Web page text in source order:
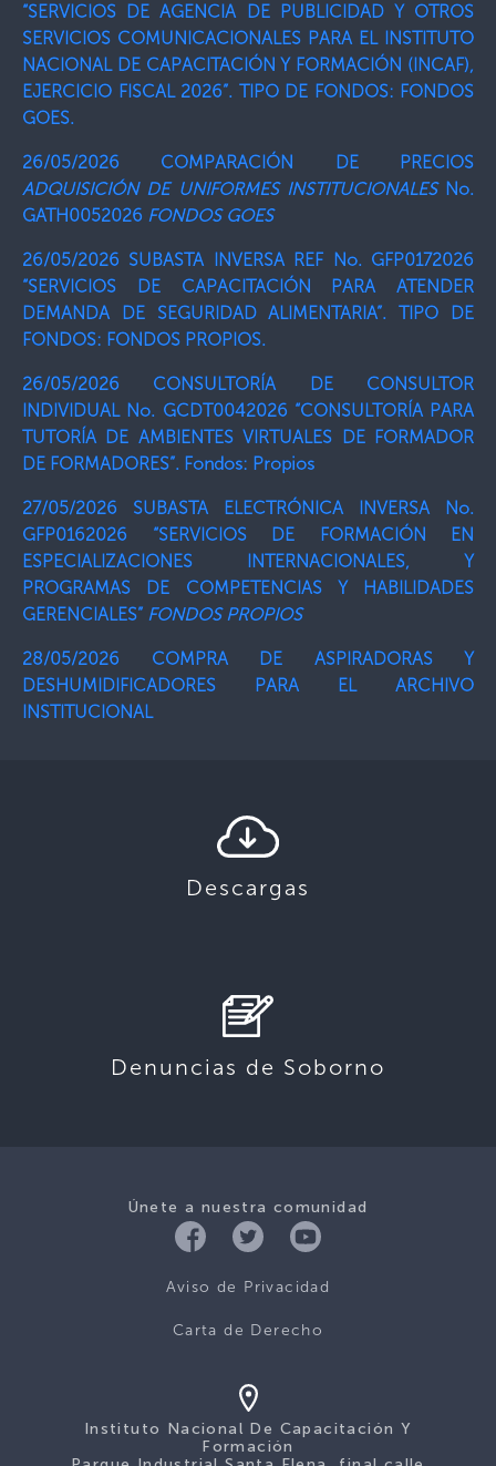
“SERVICIOS DE AGENCIA DE PUBLICIDAD Y OTROS
SERVICIOS COMUNICACIONALES PARA EL INSTITUTO
NACIONAL DE CAPACITACIÓN Y FORMACIÓN (INCAF),
EJERCICIO FISCAL 2026”. TIPO DE FONDOS: FONDOS
GOES.
26/05/2026 COMPARACIÓN DE PRECIOS
ADQUISICIÓN DE UNIFORMES INSTITUCIONALESNo.
GATH0052026 FONDOS GOES
26/05/2026 SUBASTA INVERSA REF No. GFP0172026
“SERVICIOS DE CAPACITACIÓN PARA ATENDER
DEMANDA DE SEGURIDAD ALIMENTARIA”. TIPO DE
FONDOS: FONDOS PROPIOS.
26/05/2026 CONSULTORÍA DE CONSULTOR
INDIVIDUAL No. GCDT0042026 “CONSULTORÍA PARA
TUTORÍA DE AMBIENTES VIRTUALES DE FORMADOR
DE FORMADORES”. Fondos: Propios
27/05/2026 SUBASTA ELECTRÓNICA INVERSA No.
GFP0162026 “SERVICIOS DE FORMACIÓN EN
ESPECIALIZACIONES INTERNACIONALES, Y
PROGRAMAS DE COMPETENCIAS Y HABILIDADES
GERENCIALES” FONDOS PROPIOS
28/05/2026 COMPRA DE ASPIRADORAS Y
DESHUMIDIFICADORES PARA EL ARCHIVO
INSTITUCIONAL
Descargas
Denuncias de Soborno
Únete a nuestra comunidad
Aviso de Privacidad
Carta de Derecho
Instituto Nacional De Capacitación Y
Formación